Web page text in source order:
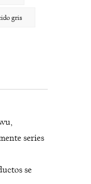
gris
series
se